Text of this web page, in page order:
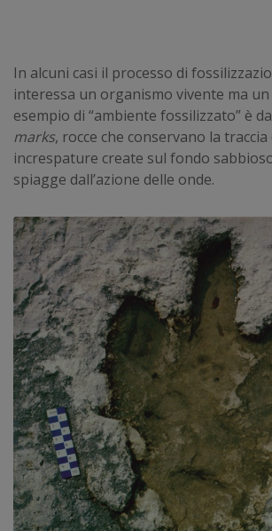
In alcuni casi il processo di
interessa un organismo vivente ma
esempio di “ambiente fossilizzato” è
marks, rocce che conservano la traccia
increspature create sul fondo
spiagge dall’azione delle onde.